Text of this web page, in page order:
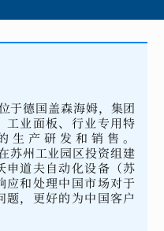
于德国盖森海姆，集团
工业面板、行业专用特
生产研发和销售。
苏州工业园区投资组建
申道夫自动化设备（苏
应和处理中国市场对于
，更好的为中国客户